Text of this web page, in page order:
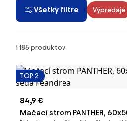
Všetky filtre Výpredaje
Produkty
1 185 produktov
TOP 2
84,9 €
Mačací strom PANTHER,